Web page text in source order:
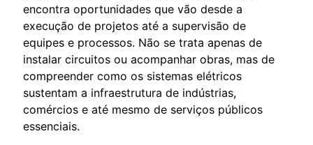
encontra oportunidades que vão desde a
execução de projetos até a supervisão de
equipes e processos. Não se trata apenas de
instalar circuitos ou acompanhar obras, mas de
compreender como os sistemas elétricos
sustentam a infraestrutura de indústrias,
comércios e até mesmo de serviços públicos
essenciais.